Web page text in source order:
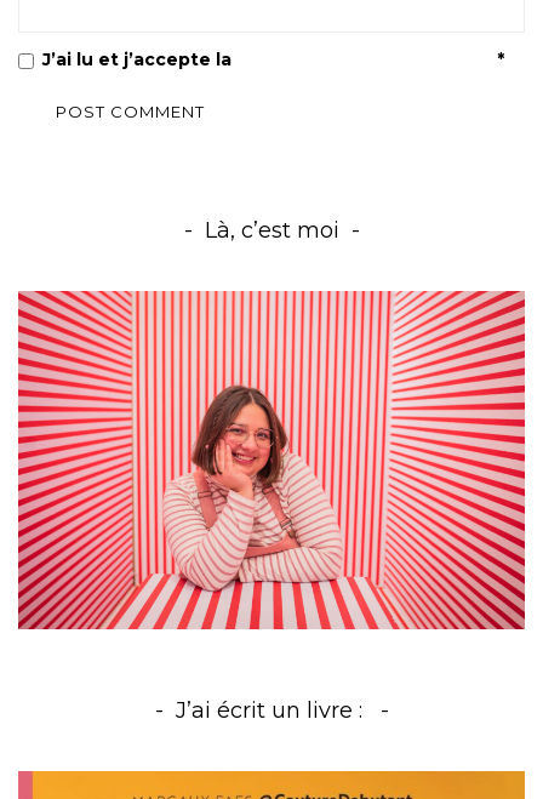
J’ai lu et j’accepte la *
Là, c’est moi
J’ai écrit un livre :